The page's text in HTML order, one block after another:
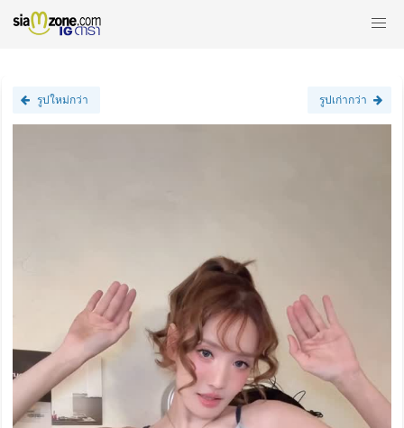
รูปใหม่กว่า รูปเก่ากว่า